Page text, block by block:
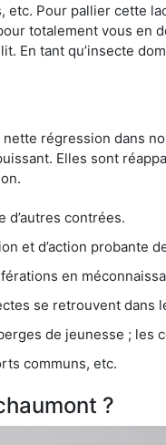
Pour pallier cette
totalement vous en
En tant qu’insecte
régression dans
Elles sont
d’autres contrées.
et d’action probante
en
se retrouvent dans
de jeunesse ; les centres
communs, etc.
?